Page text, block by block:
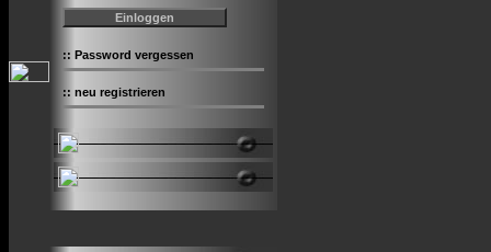
:: Password vergessen
:: neu registrieren